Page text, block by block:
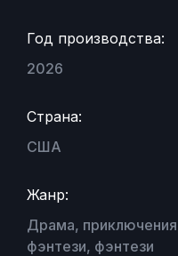
Год производства:
2026
Страна:
США
Жанр:
Драма,
фэнтези, фэнтези